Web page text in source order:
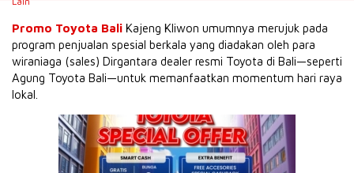
Promo Toyota Bali Kajeng Kliwon umumnya merujuk pada
program penjualan spesial berkala yang diadakan oleh para
wiraniaga (sales) Dirgantara dealer resmi Toyota di Bali—seperti
Agung Toyota Bali—untuk memanfaatkan momentum hari raya
lokal.